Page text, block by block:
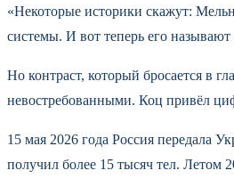
«Некоторые историки скажут:
системы. И вот теперь его
Но контраст, который бросается в
невостребованными. Коц привёл
15 мая 2026 года Россия передала
получил более 15 тысяч тел. Летом